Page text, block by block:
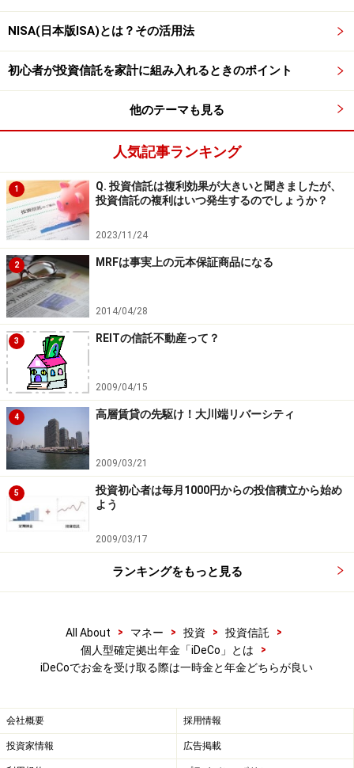
NISA(日本版ISA)とは？その活用法
初心者が投資信託を家計に組み入れるときのポイント
他のテーマも見る
人気記事ランキング
1
Q. 投資信託は複利効果が大きいと聞きましたが、
投資信託の複利はいつ発生するのでしょうか？
2023/11/24
2 MRFは事実上の元本保証商品になる
2014/04/28
3 REITの信託不動産って？
2009/04/15
4 高層賃貸の先駆け！大川端リバーシティ
2009/03/21
5
投資初心者は毎月1000円からの投信積立から始め
よう
2009/03/17
ランキングをもっと見る
All About > マネー > 投資 > 投資信託
>
個人型確定拠出年金「iDeCo」とは
>
iDeCoでお金を受け取る際は一時金と年金どちらが良い
会社概要 採用情報
投資家情報 広告掲載